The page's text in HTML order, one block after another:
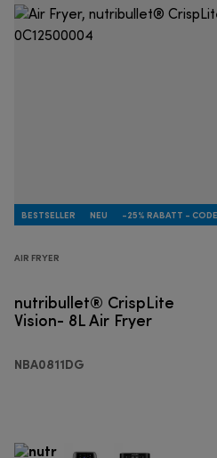
BESTSELLER NEU -25% RABATT -
AIR FRYER
nutribullet® CrispLite
Vision- 8L Air Fryer
NBA0811DG